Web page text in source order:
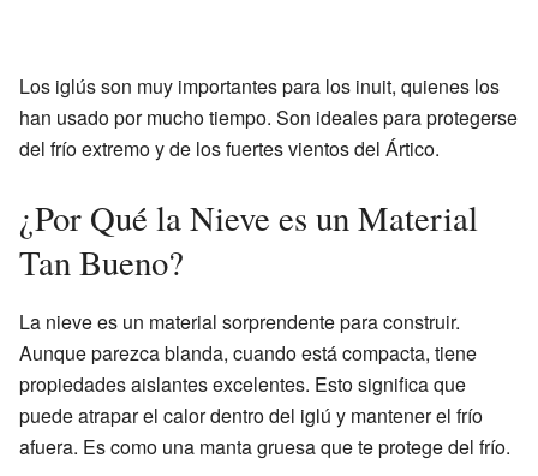
Los iglús son muy importantes para los inuit, quienes los
han usado por mucho tiempo. Son ideales para protegerse
del frío extremo y de los fuertes vientos del Ártico.
¿Por Qué la Nieve es un Material
Tan Bueno?
La nieve es un material sorprendente para construir.
Aunque parezca blanda, cuando está compacta, tiene
propiedades aislantes excelentes. Esto significa que
puede atrapar el calor dentro del iglú y mantener el frío
afuera. Es como una manta gruesa que te protege del frío.